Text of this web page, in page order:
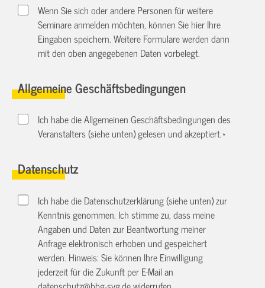
Wenn Sie sich oder andere Personen für weitere
Seminare anmelden möchten, können Sie hier Ihre
Eingaben speichern. Weitere Formulare werden dann
mit den oben angegebenen Daten vorbelegt.
Allgemeine Geschäftsbedingungen
Ich habe die Allgemeinen Geschäftsbedingungen des
Veranstalters (siehe unten) gelesen und akzeptiert.*
Datenschutz
Ich habe die Datenschutzerklärung (siehe unten) zur
Kenntnis genommen. Ich stimme zu, dass meine
Angaben und Daten zur Beantwortung meiner
Anfrage elektronisch erhoben und gespeichert
werden. Hinweis: Sie können Ihre Einwilligung
jederzeit für die Zukunft per E-Mail an